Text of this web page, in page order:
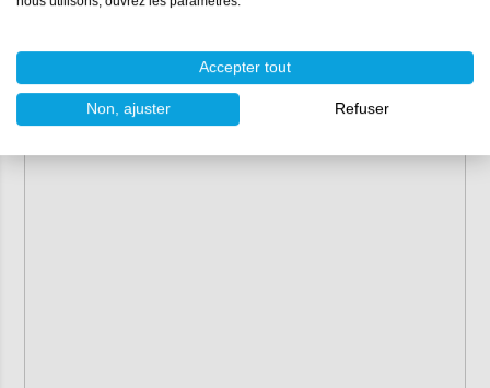
Accepter tout
Non, ajuster Refuser